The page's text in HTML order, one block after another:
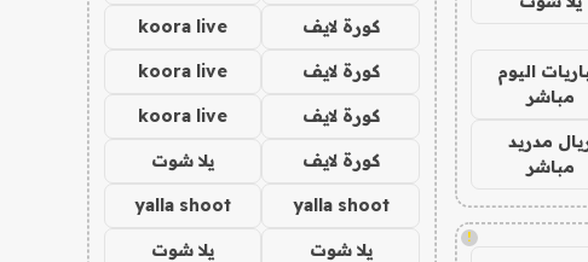
اليوم
مباشر
مدريد
مباشر
!
كورة لايف koora live
كورة لايف koora live
كورة لايف koora live
كورة لايف يلا شوت
yalla shoot
yalla shoot
يلا شوت يلا شوت